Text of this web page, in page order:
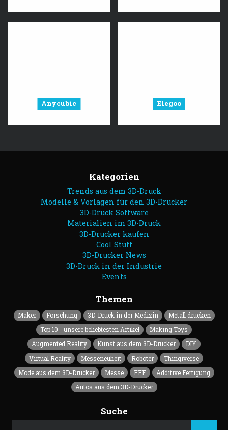
Anycubic Elegoo
Kategorien
Trends aus dem 3D-Druck
Modelle & Vorlagen für den 3D-Drucker
3D-Druck Software
Materialien im 3D-Druck
3D-Drucker kaufen
Cool Stuff
3D-Drucker News
3D-Druck in der Industrie
Events
Themen
Maker Forschung 3D-Druck in der Medizin
Metall drucken
Top 10 - unsere beliebtesten Artikel
Making Toys
Augmented Reality
Kunst aus dem 3D-Drucker
DIY
Virtual Reality
Messeneuheit Roboter
Thingiverse
Mode aus dem 3D-Drucker
Messe FFF
Additive Fertigung
Autos aus dem 3D-Drucker
Suche